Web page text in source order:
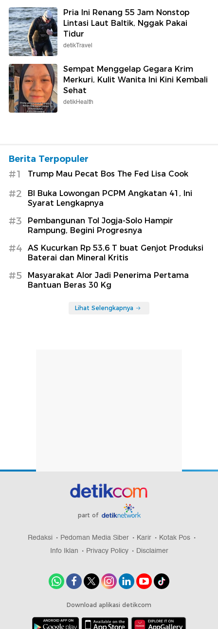
Pria Ini Renang 55 Jam Nonstop
Lintasi Laut Baltik, Nggak Pakai
Tidur
detikTravel
Sempat Menggelap Gegara Krim
Merkuri, Kulit Wanita Ini Kini Kembali
Sehat
detikHealth
Berita Terpopuler
#1 Trump Mau Pecat Bos The Fed Lisa Cook
#2
BI Buka Lowongan PCPM Angkatan 41, Ini
Syarat Lengkapnya
#3
Pembangunan Tol Jogja-Solo Hampir
Rampung, Begini Progresnya
#4
AS Kucurkan Rp 53,6 T buat Genjot Produksi
Baterai dan Mineral Kritis
#5
Masyarakat Alor Jadi Penerima Pertama
Bantuan Beras 30 Kg
Lihat Selengkapnya
part of
Redaksi Pedoman Media Siber Karir
Kotak Pos
Info Iklan
Privacy Policy Disclaimer
Download aplikasi detikcom